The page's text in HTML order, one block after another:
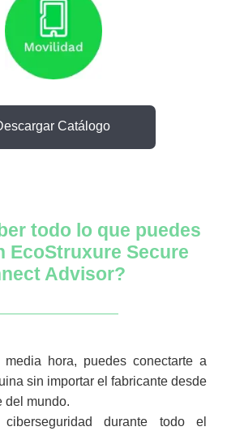
Catálogo
todo lo que puedes
EcoStruxure Secure
Advisor?
hora, puedes conectarte a
sin importar el fabricante desde
del mundo.
durante todo el